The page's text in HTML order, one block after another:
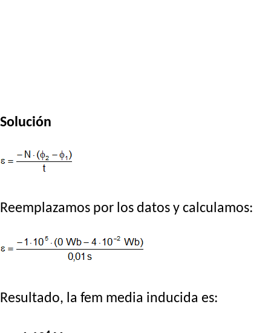
Solución
Reemplazamos por los datos y calculamos:
Resultado, la fem media inducida es: